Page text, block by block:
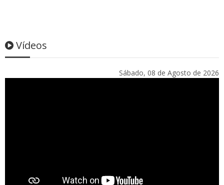
Vídeos
Sábado, 08 de Agosto de 2026